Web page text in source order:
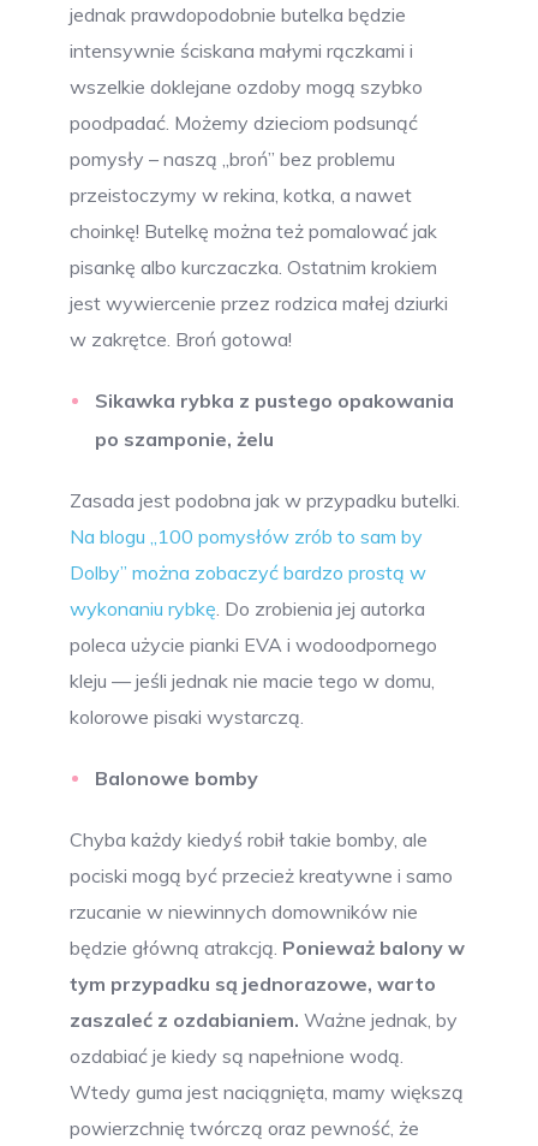
jednak prawdopodobnie butelka będzie
intensywnie ściskana małymi rączkami i
wszelkie doklejane ozdoby mogą szybko
poodpadać. Możemy dzieciom podsunąć
pomysły – naszą ,,broń” bez problemu
przeistoczymy w rekina, kotka, a nawet
choinkę! Butelkę można też pomalować jak
pisankę albo kurczaczka. Ostatnim krokiem
jest wywiercenie przez rodzica małej dziurki
w zakrętce. Broń gotowa!
Sikawka rybka z pustego opakowania
po szamponie, żelu
Zasada jest podobna jak w przypadku butelki.
Na blogu ,,100 pomysłów zrób to sam by
Dolby” można zobaczyć bardzo prostą w
wykonaniu rybkę . Do zrobienia jej autorka
poleca użycie pianki EVA i wodoodpornego
kleju — jeśli jednak nie macie tego w domu,
kolorowe pisaki wystarczą.
Balonowe bomby
Chyba każdy kiedyś robił takie bomby, ale
pociski mogą być przecież kreatywne i samo
rzucanie w niewinnych domowników nie
będzie główną atrakcją. Ponieważ balony w
tym przypadku są jednorazowe, warto
zaszaleć z ozdabianiem. Ważne jednak, by
ozdabiać je kiedy są napełnione wodą.
Wtedy guma jest naciągnięta, mamy większą
powierzchnię twórczą oraz pewność, że